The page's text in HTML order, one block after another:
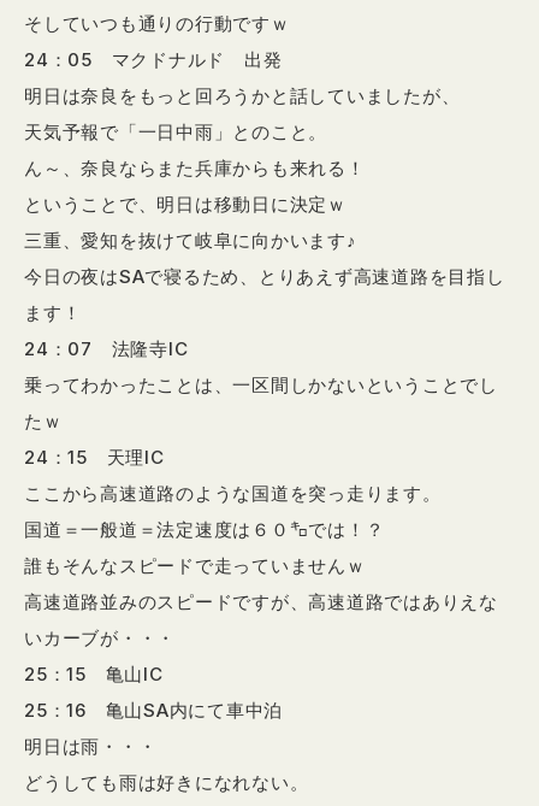
そしていつも通りの行動ですｗ
24：05 マクドナルド 出発
明日は奈良をもっと回ろうかと話していましたが、
天気予報で「一日中雨」とのこと。
ん～、奈良ならまた兵庫からも来れる！
ということで、明日は移動日に決定ｗ
三重、愛知を抜けて岐阜に向かいます♪
今日の夜はSAで寝るため、とりあえず高速道路を目指し
ます！
24：07 法隆寺IC
乗ってわかったことは、一区間しかないということでし
たｗ
24：15 天理IC
ここから高速道路のような国道を突っ走ります。
国道＝一般道＝法定速度は６０㌔では！？
誰もそんなスピードで走っていませんｗ
高速道路並みのスピードですが、高速道路ではありえな
いカーブが・・・
25：15 亀山IC
25：16 亀山SA内にて車中泊
明日は雨・・・
どうしても雨は好きになれない。